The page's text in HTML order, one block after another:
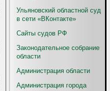
Ульяновский областной суд
в сети «ВКонтакте»
Сайты судов РФ
Законодательное собрание
области
Администрация области
Администрация города